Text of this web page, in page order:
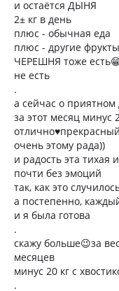
и остаётся ДЫНЯ
2± кг в день
плюс - обычная еда
плюс - другие фрукты
ЧЕРЕШНЯ тоже
не есть
.
а сейчас о приятном
за этот месяц минус
очень этому рада))
и радость эта тихая
почти без эмоций
так, как это
а постепенно,
и я была готова
.
скажу больше😉за
месяцев
минус 20 кг с
.